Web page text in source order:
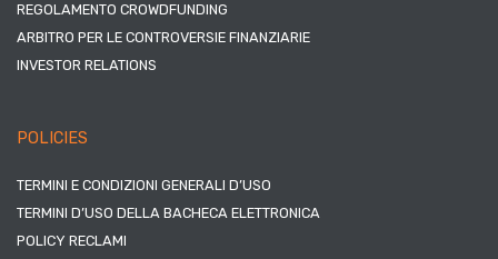
REGOLAMENTO CROWDFUNDING
ARBITRO PER LE CONTROVERSIE FINANZIARIE
INVESTOR RELATIONS
POLICIES
TERMINI E CONDIZIONI GENERALI D’USO
TERMINI D’USO DELLA BACHECA ELETTRONICA
POLICY RECLAMI